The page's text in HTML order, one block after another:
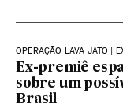
OPERAÇÃO LAVA JATO |
Ex-premiê
sobre um
Brasil